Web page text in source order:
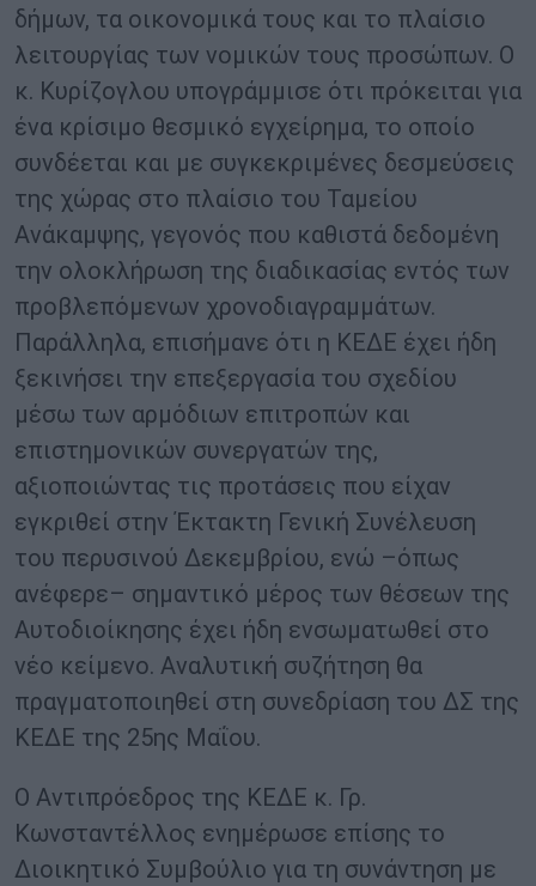
δήμων, τα οικονομικά τους και το πλαίσιο
λειτουργίας των νομικών τους προσώπων. Ο
κ. Κυρίζογλου υπογράμμισε ότι πρόκειται για
ένα κρίσιμο θεσμικό εγχείρημα, το οποίο
συνδέεται και με συγκεκριμένες δεσμεύσεις
της χώρας στο πλαίσιο του Ταμείου
Ανάκαμψης, γεγονός που καθιστά δεδομένη
την ολοκλήρωση της διαδικασίας εντός των
προβλεπόμενων χρονοδιαγραμμάτων.
Παράλληλα, επισήμανε ότι η ΚΕΔΕ έχει ήδη
ξεκινήσει την επεξεργασία του σχεδίου
μέσω των αρμόδιων επιτροπών και
επιστημονικών συνεργατών της,
αξιοποιώντας τις προτάσεις που είχαν
εγκριθεί στην Έκτακτη Γενική Συνέλευση
του περυσινού Δεκεμβρίου, ενώ –όπως
ανέφερε– σημαντικό μέρος των θέσεων της
Αυτοδιοίκησης έχει ήδη ενσωματωθεί στο
νέο κείμενο. Αναλυτική συζήτηση θα
πραγματοποιηθεί στη συνεδρίαση του ΔΣ της
ΚΕΔΕ της 25ης Μαΐου.
Ο Αντιπρόεδρος της ΚΕΔΕ κ. Γρ.
Κωνσταντέλλος ενημέρωσε επίσης το
Διοικητικό Συμβούλιο για τη συνάντηση με